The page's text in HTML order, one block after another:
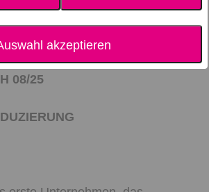
akzeptieren
08/25